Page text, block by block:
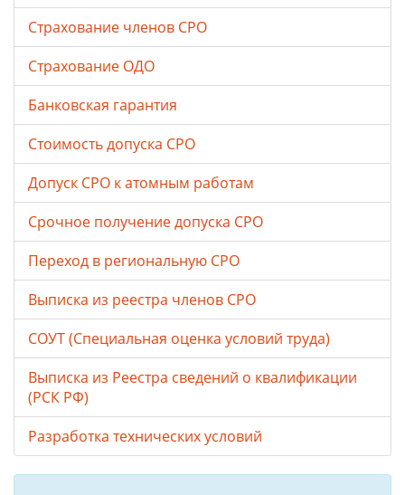
Страхование членов СРО
Страхование ОДО
Банковская гарантия
Стоимость допуска СРО
Допуск СРО к атомным работам
Срочное получение допуска СРО
Переход в региональную СРО
Выписка из реестра членов СРО
СОУТ (Специальная оценка условий труда)
Выписка из Реестра сведений о квалификации
(РСК РФ)
Разработка технических условий